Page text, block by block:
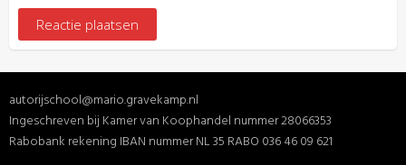
autorijschool@mario.gravekamp.nl
Ingeschreven bij Kamer van Koophandel nummer 28066353
Rabobank rekening IBAN nummer NL 35 RABO 036 46 09 621